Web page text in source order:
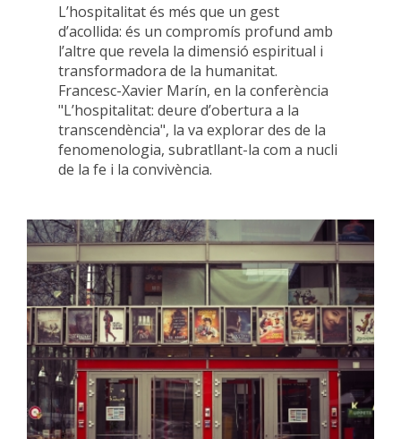
L’hospitalitat és més que un gest
d’acollida: és un compromís profund amb
l’altre que revela la dimensió espiritual i
transformadora de la humanitat.
Francesc-Xavier Marín, en la conferència
"L’hospitalitat: deure d’obertura a la
transcendència", la va explorar des de la
fenomenologia, subratllant-la com a nucli
de la fe i la convivència.